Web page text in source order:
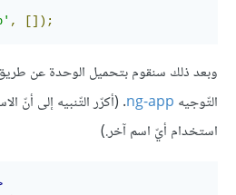
, []);
وبعد ذلك سنقوم بتحميل الوحدة عن طريق
التّوجيه ng-app. (أكرّر التّنبيه إلى أنّ
استخدام أيّ اسم آخر.)